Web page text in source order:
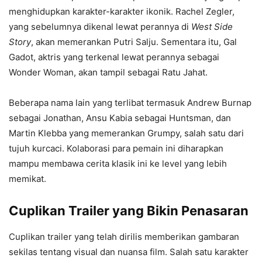
menghidupkan karakter-karakter ikonik. Rachel Zegler,
yang sebelumnya dikenal lewat perannya di West Side
Story, akan memerankan Putri Salju. Sementara itu, Gal
Gadot, aktris yang terkenal lewat perannya sebagai
Wonder Woman, akan tampil sebagai Ratu Jahat.
Beberapa nama lain yang terlibat termasuk Andrew Burnap
sebagai Jonathan, Ansu Kabia sebagai Huntsman, dan
Martin Klebba yang memerankan Grumpy, salah satu dari
tujuh kurcaci. Kolaborasi para pemain ini diharapkan
mampu membawa cerita klasik ini ke level yang lebih
memikat.
Cuplikan Trailer yang Bikin Penasaran
Cuplikan trailer yang telah dirilis memberikan gambaran
sekilas tentang visual dan nuansa film. Salah satu karakter